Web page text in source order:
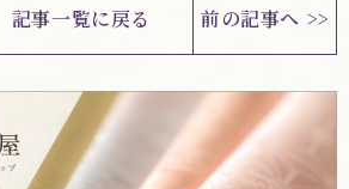
記事一覧に戻る 前の記事へ >>